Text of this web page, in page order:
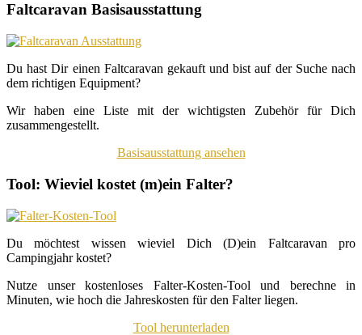
Faltcaravan Basisausstattung
Du hast Dir einen Faltcaravan gekauft und bist auf der Suche nach
dem richtigen Equipment?
Wir haben eine Liste mit der wichtigsten Zubehör für Dich
zusammengestellt.
Basisausstattung ansehen
Tool: Wieviel kostet (m)ein Falter?
Du möchtest wissen wieviel Dich (D)ein Faltcaravan pro
Campingjahr kostet?
Nutze unser kostenloses Falter-Kosten-Tool und berechne in
Minuten, wie hoch die Jahreskosten für den Falter liegen.
Tool herunterladen